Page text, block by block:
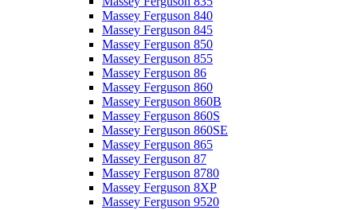
Massey Ferguson 840
Massey Ferguson 845
Massey Ferguson 850
Massey Ferguson 855
Massey Ferguson 86
Massey Ferguson 860
Massey Ferguson 860B
Massey Ferguson 860S
Massey Ferguson 860SE
Massey Ferguson 865
Massey Ferguson 87
Massey Ferguson 8780
Massey Ferguson 8XP
Massey Ferguson 9520